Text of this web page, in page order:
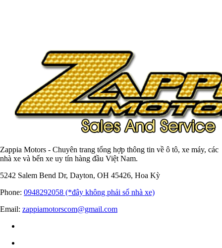
Zappia Motors - Chuyên trang tổng hợp thông tin về ô tô, xe máy, các
nhà xe và bến xe uy tín hàng đầu Việt Nam.
5242 Salem Bend Dr, Dayton, OH 45426, Hoa Kỳ
Phone: 0948292058 (*đây không phải số nhà xe)
Email: zappiamotorscom@gmail.com